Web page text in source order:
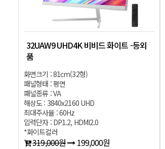
32UAW9 UHD4K 비비드 화이트 -등외
품
화면크기 : 81cm(32형)
패널형태 : 평면
패널종류 : VA
해상도 : 3840x2160 UHD
최대주사율 : 60Hz
입력단자 : DP1.2, HDMI2.0
*화이트컬러
319,000원 199,000원